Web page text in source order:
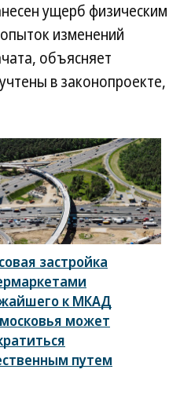
ущерб физическим
изменений
объясняет
в законопроекте,
застройка
к МКАД
может
путем